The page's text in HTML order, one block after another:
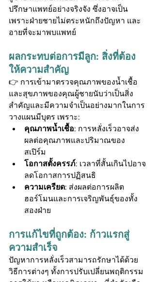
ปรึกษาแพทย์อย่างจริงจัง ซึ่งอาจเป็น
เพราะฝ่ายชายไม่ตระหนักถึงปัญหา และ
อายที่จะมาพบแพทย์
ผลกระทบต่อการมีลูก: สิ่งที่ต้อง
ให้ความสำคัญ
👉 การเข้ามาตรวจคุณภาพของน้ำเชื้อ
และสุขภาพของคุณผู้ชายนับว่าเป็นสิ่ง
สำคัญและมีความจำเป็นอย่างมากในการ
วางแผนมีบุตร เพราะ:
คุณภาพน้ำเชื้อ: การหลั่งเร็วอาจส่ง
ผลต่อคุณภาพและปริมาณของ
สเปิร์ม
โอกาสตั้งครรภ์: เวลาที่สั้นเกินไปอาจ
ลดโอกาสการปฏิสนธิ
ความเครียด: ส่งผลต่อการผลิต
ฮอร์โมนและการเจริญพันธุ์ของทั้ง
สองฝ่าย
การแก้ไขที่ถูกต้อง: ก้าวแรกสู่
ความสำเร็จ
ปัญหาการหลั่งเร็วสามารถรักษาได้ด้วย
วิธีการต่างๆ ทั้งการปรับเปลี่ยนพฤติกรรม